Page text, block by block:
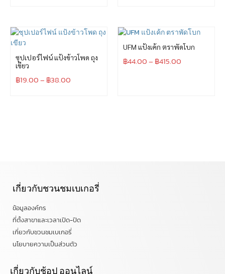
ซุปเปอร์ไฟน์ แป้งข้าวโพด ถุง
เขียว
฿19.00– ฿38.00
UFM แป้งเค้ก ตราพัดโบก
฿44.00– ฿415.00
เกี่ยวกับชวนชมเบเกอรี่
ข้อมูลองค์กร
ที่ตั้งสาขาและเวลาเปิด-ปิด
เกี่ยวกับชวนชมเบเกอรี่
นโยบายความเป็นส่วนตัว
เกี่ยวกับช้อป ออนไลน์